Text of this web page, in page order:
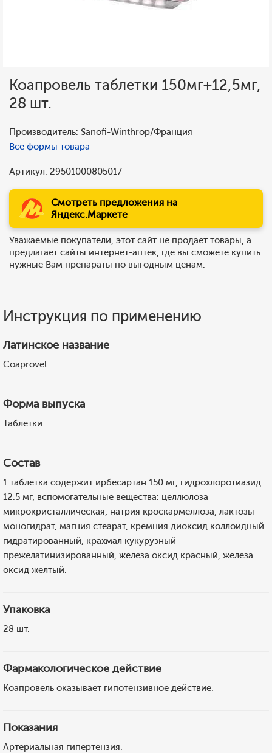
Коапровель таблетки 150мг+12,5мг,
28 шт.
Производитель: Sanofi-Winthrop/Франция
Все формы товара
Артикул: 29501000805017
Смотреть предложения на
Яндекс.Маркете
Уважаемые покупатели, этот сайт не продает товары, а
предлагает сайты интернет-аптек, где вы сможете купить
нужные Вам препараты по выгодным ценам.
Инструкция по применению
Латинское название
Coaprovel
Форма выпуска
Таблетки.
Состав
1 таблетка содержит ирбесартан 150 мг, гидрохлоротиазид
12.5 мг, вспомогательные вещества: целлюлоза
микрокристаллическая, натрия кроскармеллоза, лактозы
моногидрат, магния стеарат, кремния диоксид коллоидный
гидратированный, крахмал кукурузный
прежелатинизированный, железа оксид красный, железа
оксид желтый.
Упаковка
28 шт.
Фармакологическое действие
Коапровель оказывает гипотензивное действие.
Показания
Артериальная гипертензия.